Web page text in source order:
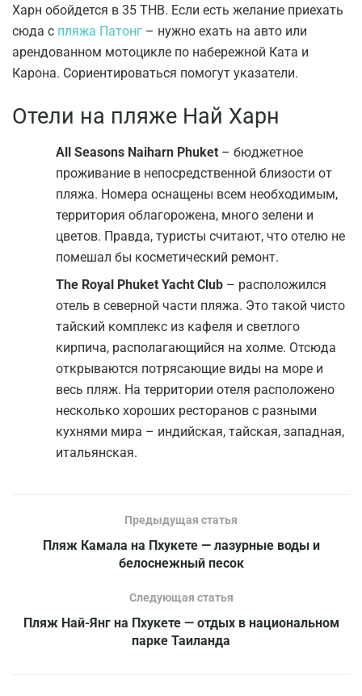
Харн обойдется в 35 ТНВ. Если есть желание приехать
сюда с пляжа Патонг – нужно ехать на авто или
арендованном мотоцикле по набережной Ката и
Карона. Сориентироваться помогут указатели.
Отели на пляже Най Харн
All Seasons Naiharn Phuket – бюджетное
проживание в непосредственной близости от
пляжа. Номера оснащены всем необходимым,
территория облагорожена, много зелени и
цветов. Правда, туристы считают, что отелю не
помешал бы косметический ремонт.
The Royal Phuket Yacht Club – расположился
отель в северной части пляжа. Это такой чисто
тайский комплекс из кафеля и светлого
кирпича, располагающийся на холме. Отсюда
открываются потрясающие виды на море и
весь пляж. На территории отеля расположено
несколько хороших ресторанов с разными
кухнями мира – индийская, тайская, западная,
итальянская.
Предыдущая статья
Пляж Камала на Пхукете — лазурные воды и
белоснежный песок
Следующая статья
Пляж Най-Янг на Пхукете — отдых в национальном
парке Таиланда